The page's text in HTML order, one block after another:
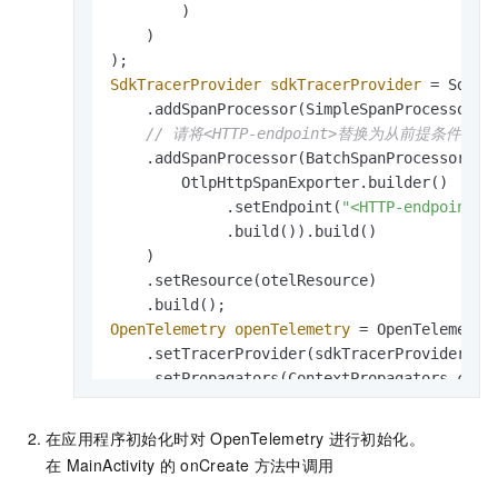
        )
    )
SdkTracerProvider sdkTracerProvider =
// 请将<HTTP-endpoint>替换为从前提条件中获
        OtlpHttpSpanExporter.builder()
             .setEndpoint(
"<HTTP-endpoint>"
             .build()).build()
    )
    .setResource(otelResource)
OpenTelemetry openTelemetry =
    .setTracerProvider(sdkTracerProvider)
tracer = openTelemetry.getTracer("android-
在应用程序初始化时对 OpenTelemetry 进行初始化。
在 MainActivity 的 onCreate 方法中调用